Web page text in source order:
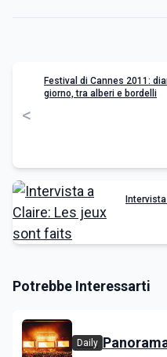
<
Festival di Cannes 2011:
giorno, tra alberi e bordelli
Potrebbe Interessarti
Daily